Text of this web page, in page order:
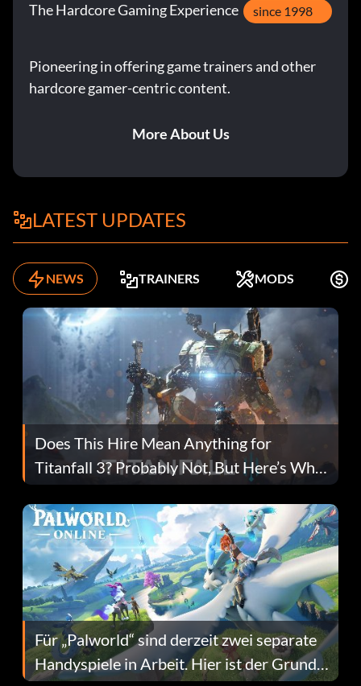
The Hardcore Gaming Experience since 1998
Pioneering in offering game trainers and other
hardcore gamer-centric content.
More About Us
LATEST UPDATES
NEWS TRAINERS MODS
Does This Hire Mean Anything for
Titanfall 3? Probably Not, But Here’s Why
Fans Are Hopeful
Für „Palworld“ sind derzeit zwei separate
Handyspiele in Arbeit. Hier ist der Grund